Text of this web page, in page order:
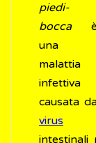
piedi-
boccaè
una
malattia
infettiva
causata
virus
intestinali